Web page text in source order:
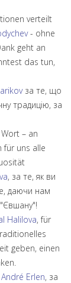
verteilt
- ohne
geht an
das tun,
за те, що
традицію, за
– an
für uns alle
, за те, як ви
даючи нам
"Євшану"!
Halilova, für
geben, einen
André Erlen, за